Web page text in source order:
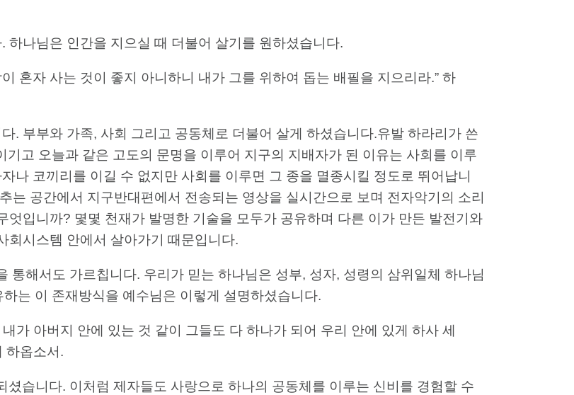
나님은 인간을 지으실 때 더불어 살기를 원하셨습니다.
혼자 사는 것이 좋지 아니하니 내가 그를 위하여 돕는 배필을 지으리라.” 하
. 부부와 가족, 사회 그리고 공동체로 더불어 살게 하셨습니다.유발 하라리가 쓴
기고 오늘과 같은 고도의 문명을 이루어 지구의 지배자가 된 이유는 사회를 이루
나 코끼리를 이길 수 없지만 사회를 이루면 그 종을 멸종시킬 정도로 뛰어납니
는 공간에서 지구반대편에서 전송되는 영상을 실시간으로 보며 전자악기의 소리
엇입니까? 몇몇 천재가 발명한 기술을 모두가 공유하며 다른 이가 만든 발전기와
회시스템 안에서 살아가기 때문입니다.
통해서도 가르칩니다. 우리가 믿는 하나님은 성부, 성자, 성령의 삼위일체 하나님
는 이 존재방식을 예수님은 이렇게 설명하셨습니다.
가 아버지 안에 있는 것 같이 그들도 다 하나가 되어 우리 안에 있게 하사 세
하옵소서.
습니다. 이처럼 제자들도 사랑으로 하나의 공동체를 이루는 신비를 경험할 수